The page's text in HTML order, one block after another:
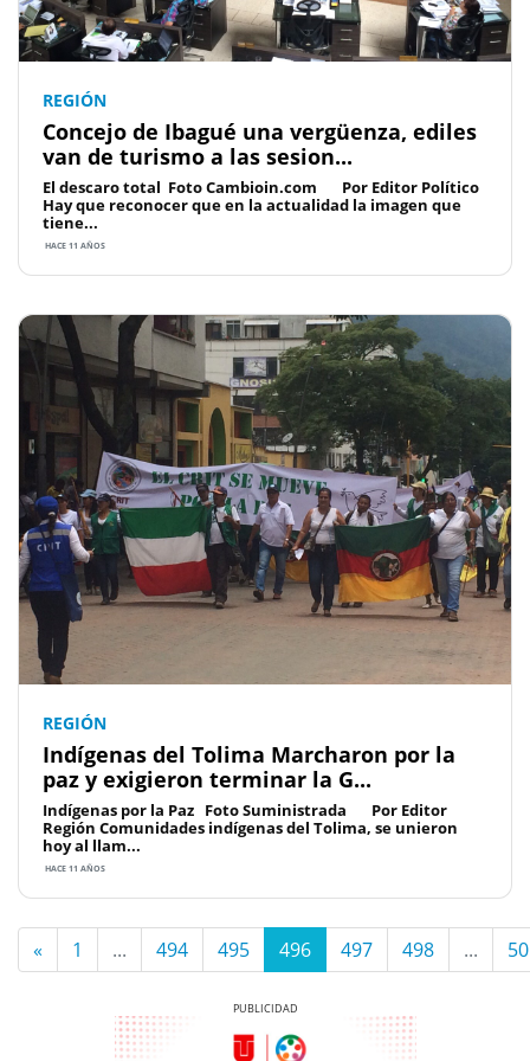
REGIÓN
Concejo de Ibagué una vergüenza, ediles
van de turismo a las sesion...
El descaro total Foto Cambioin.com Por Editor Político
Hay que reconocer que en la actualidad la imagen que
tiene...
HACE 11 AÑOS
REGIÓN
Indígenas del Tolima Marcharon por la
paz y exigieron terminar la G...
Indígenas por la Paz Foto Suministrada Por Editor
Región Comunidades indígenas del Tolima, se unieron
hoy al llam...
HACE 11 AÑOS
« 1 ... 494 495 496 497 498 ...
Previous